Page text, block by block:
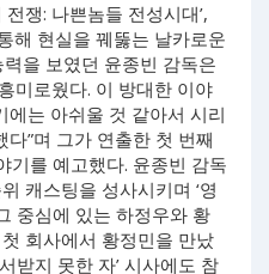
전쟁: 나쁜놈들 전성시대’,
해 현실을 꿰뚫는 날카로운
을 보였던 윤종빈 감독은
미로웠다. 이 방대한 이야
는 아쉬울 것 같아서 시리
”며 그가 연출한 첫 번째
기를 예고했다. 윤종빈 감독
캐스팅을 성사시키며 ‘영
중심에 있는 하정우와 황
회사에서 황정민을 만났
받지 못한 자’ 시사에도 참